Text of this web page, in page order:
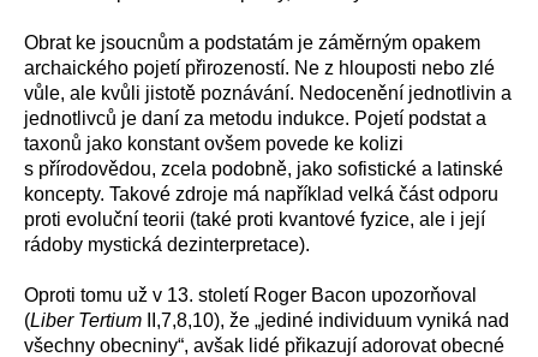
Obrat ke jsoucnům a podstatám je záměrným opakem
archaického pojetí přirozeností. Ne z hlouposti nebo zlé
vůle, ale kvůli jistotě poznávání. Nedocenění jednotlivin a
jednotlivců je daní za metodu indukce. Pojetí podstat a
taxonů jako konstant ovšem povede ke kolizi
s přírodovědou, zcela podobně, jako sofistické a latinské
koncepty. Takové zdroje má například velká část odporu
proti evoluční teorii (také proti kvantové fyzice, ale i její
rádoby mystická dezinterpretace).
Oproti tomu už v 13. století Roger Bacon upozorňoval
(Liber Tertium II,7,8,10), že „jediné individuum vyniká nad
všechny obecniny“, avšak lidé přikazují adorovat obecné